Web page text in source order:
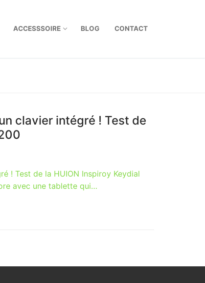
ACCESSSOIRE BLOG CONTACT
clavier intégré ! Test de
! Test de la HUION Inspiroy Keydial
avec une tablette qui…